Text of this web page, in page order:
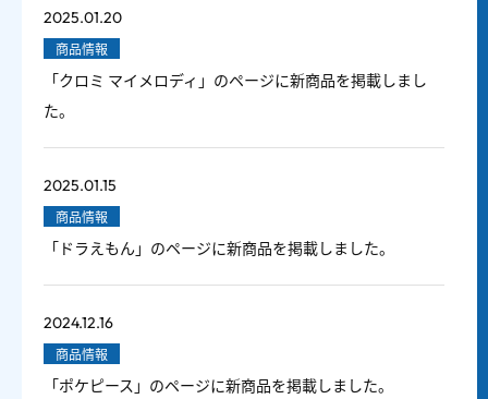
2025.01.20
商品情報
「クロミ マイメロディ」のページに新商品を掲載しまし
た。
2025.01.15
商品情報
「ドラえもん」のページに新商品を掲載しました。
2024.12.16
商品情報
「ポケピース」のページに新商品を掲載しました。